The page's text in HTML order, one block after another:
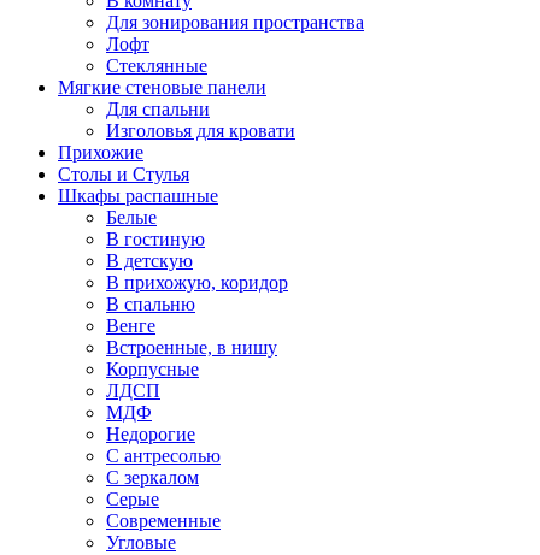
Для зонирования пространства
Лофт
Стеклянные
Мягкие стеновые панели
Для спальни
Изголовья для кровати
Прихожие
Столы и Стулья
Шкафы распашные
Белые
В гостиную
В детскую
В прихожую, коридор
В спальню
Венге
Встроенные, в нишу
Корпусные
ЛДСП
МДФ
Недорогие
С антресолью
С зеркалом
Серые
Современные
Угловые